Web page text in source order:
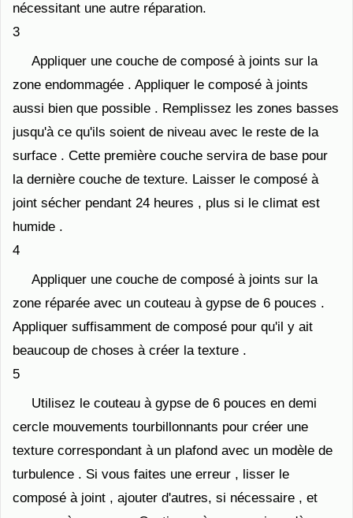
nécessitant une autre réparation.
3
Appliquer une couche de composé à joints sur la
zone endommagée . Appliquer le composé à joints
aussi bien que possible . Remplissez les zones basses
jusqu'à ce qu'ils soient de niveau avec le reste de la
surface . Cette première couche servira de base pour
la dernière couche de texture. Laisser le composé à
joint sécher pendant 24 heures , plus si le climat est
humide .
4
Appliquer une couche de composé à joints sur la
zone réparée avec un couteau à gypse de 6 pouces .
Appliquer suffisamment de composé pour qu'il y ait
beaucoup de choses à créer la texture .
5
Utilisez le couteau à gypse de 6 pouces en demi
cercle mouvements tourbillonnants pour créer une
texture correspondant à un plafond avec un modèle de
turbulence . Si vous faites une erreur , lisser le
composé à joint , ajouter d'autres, si nécessaire , et